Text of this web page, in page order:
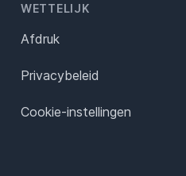
WETTELIJK
Afdruk
Privacybeleid
Cookie-instellingen